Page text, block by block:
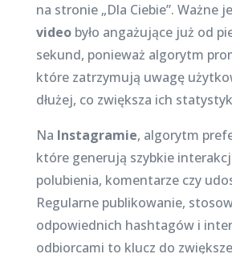
na stronie „Dla Ciebie”. Ważne
videobyło angażujące już od
sekund, ponieważ algorytm
które zatrzymują uwagę
dłużej, co zwiększa ich
Na Instagramie, algorytm
które generują szybkie
polubienia, komentarze czy
Regularne publikowanie,
odpowiednich hashtagów i
odbiorcami to klucz do